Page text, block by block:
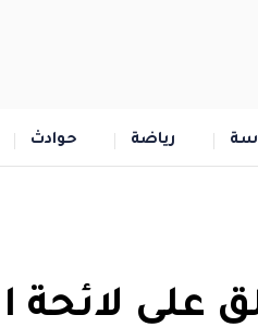
رياضة حوادث
على لائحة